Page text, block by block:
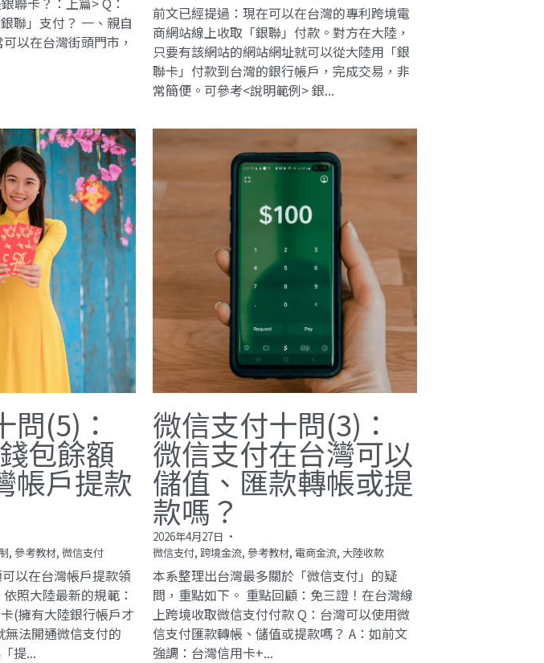
聯」支付？ 一、親自
以在台灣街頭門市，
前文已經提過：現在可以在台灣的專利跨境電
商網站線上收取「銀聯」付款。對方在大陸，
只要有該網站的網站網址就可以從大陸用「銀
聯卡」付款到台灣的銀行帳戶，完成交易，非
常簡便。可參考<說明範例> 銀...
問(5)：
包餘額
帳戶提款
, 參考教材, 微信支付
以在台灣帳戶提款領
照大陸最新的規範：
(擁有大陸銀行帳戶才
法開通微信支付的
提...
微信支付十問(3)：
微信支付在台灣可以
儲值、匯款轉帳或提
款嗎？
2026年4月27日 ·
微信支付, 跨境金流, 參考教材, 電商金流, 大陸收款
本系整理出台灣最多關於「微信支付」的疑
問，重點如下。 重點回顧：免三證！在台灣線
上跨境收取微信支付付款 Q：台灣可以使用微
信支付匯款轉帳、儲值或提款嗎？ A：如前文
強調：台灣信用卡+...